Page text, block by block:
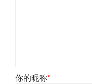
你的昵称*